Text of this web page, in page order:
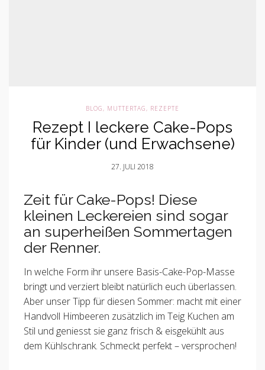
BLOG, MUTTERTAG, REZEPTE
Rezept I leckere Cake-Pops
für Kinder (und Erwachsene)
27. JULI 2018
Zeit für Cake-Pops! Diese
kleinen Leckereien sind sogar
an superheißen Sommertagen
der Renner.
In welche Form ihr unsere Basis-Cake-Pop-Masse
bringt und verziert bleibt natürlich euch überlassen.
Aber unser Tipp für diesen Sommer: macht mit einer
Handvoll Himbeeren zusätzlich im Teig Kuchen am
Stil und geniesst sie ganz frisch & eisgekühlt aus
dem Kühlschrank. Schmeckt perfekt – versprochen!